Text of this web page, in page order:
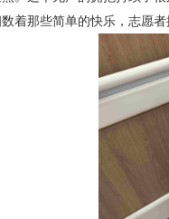
着那些简单的快乐，志愿